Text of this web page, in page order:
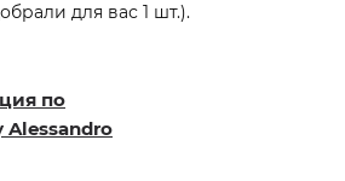
для вас 1 шт.).
по
Alessandro